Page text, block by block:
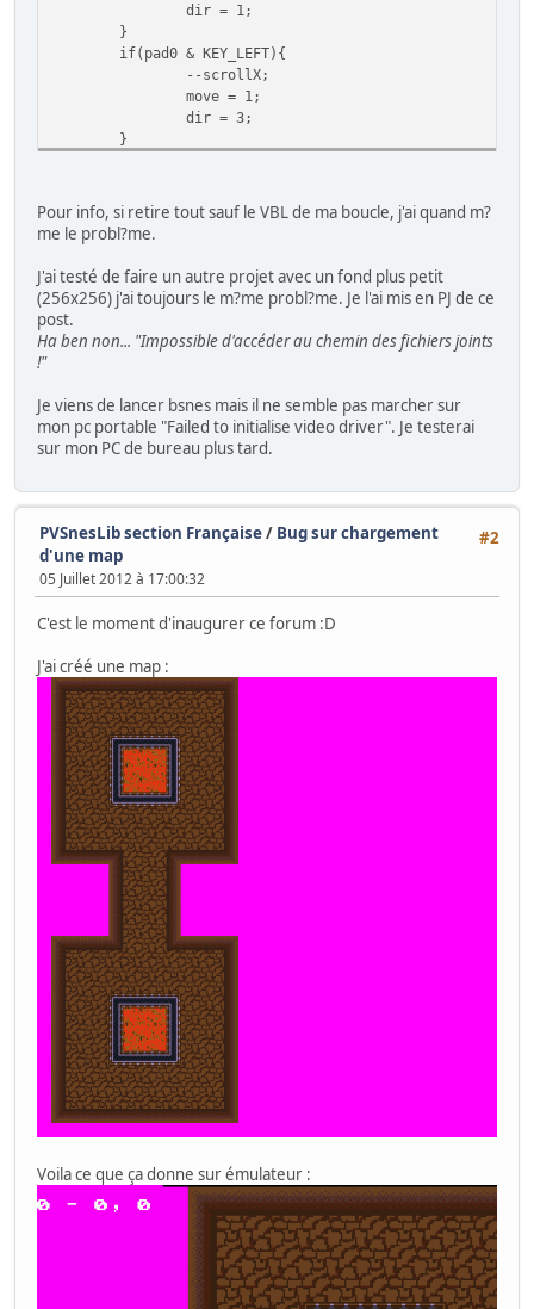
dir = 1;
}
if(pad0 & KEY_LEFT){
--scrollX;
move = 1;
dir = 3;
}
--scrollY;
}
if(pad0 & KEY_DOWN){
move = 1;
if(move == 1){
++animFrame;
animFrame &= 31;
animFrame = 0;
}
flipX = 0;
if(dir == 3) flipX = 1;
oamSet(0, posX, posY, 2, flipX, 0,
keepScrollInRange();
bgSetScroll(1, scrollX, scrollY);
consoleDrawText(0, 1, "%04u - %05u, %05u",
WaitForVBlank();
++iFrame;
Pour info, si retire tout sauf le VBL de ma boucle, j'ai quand m?
me le probl?me.
J'ai testé de faire un autre projet avec un fond plus petit
(256x256) j'ai toujours le m?me probl?me. Je l'ai mis en PJ de ce
post.
Ha ben non... "Impossible d'accéder au chemin des fichiers joints
!"
Je viens de lancer bsnes mais il ne semble pas marcher sur
mon pc portable "Failed to initialise video driver". Je testerai
sur mon PC de bureau plus tard.
#2
PVSnesLib section Française/ Bug sur chargement
d'une map
05 Juillet 2012 à 17:00:32
C'est le moment d'inaugurer ce forum :D
J'ai créé une map :
Voila ce que ça donne sur émulateur :